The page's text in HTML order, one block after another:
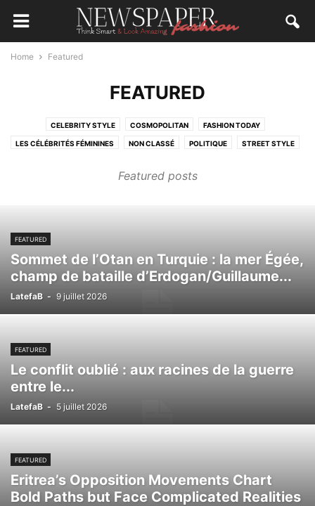
Home Featured
FEATURED
CELEBRITY STYLE COSMOPOLITAN FASHION TODAY
LES CÉLÉBRITÉS FÉMININES NON CLASSÉ POLITIQUE STREET STYLE
Featured posts
FEATURED
Sommet de l’Otan en Turquie : la mer Égée,
champ de bataille d’Erdogan/Guillaume...
LatefaB - 9 juillet 2026
FEATURED
Le conflit oublié : aux racines de la guerre
entre le...
LatefaB - 5 juillet 2026
FEATURED
Eritrea’s Opposition Movements Chart
Bold Paths but Face Complicated Realities